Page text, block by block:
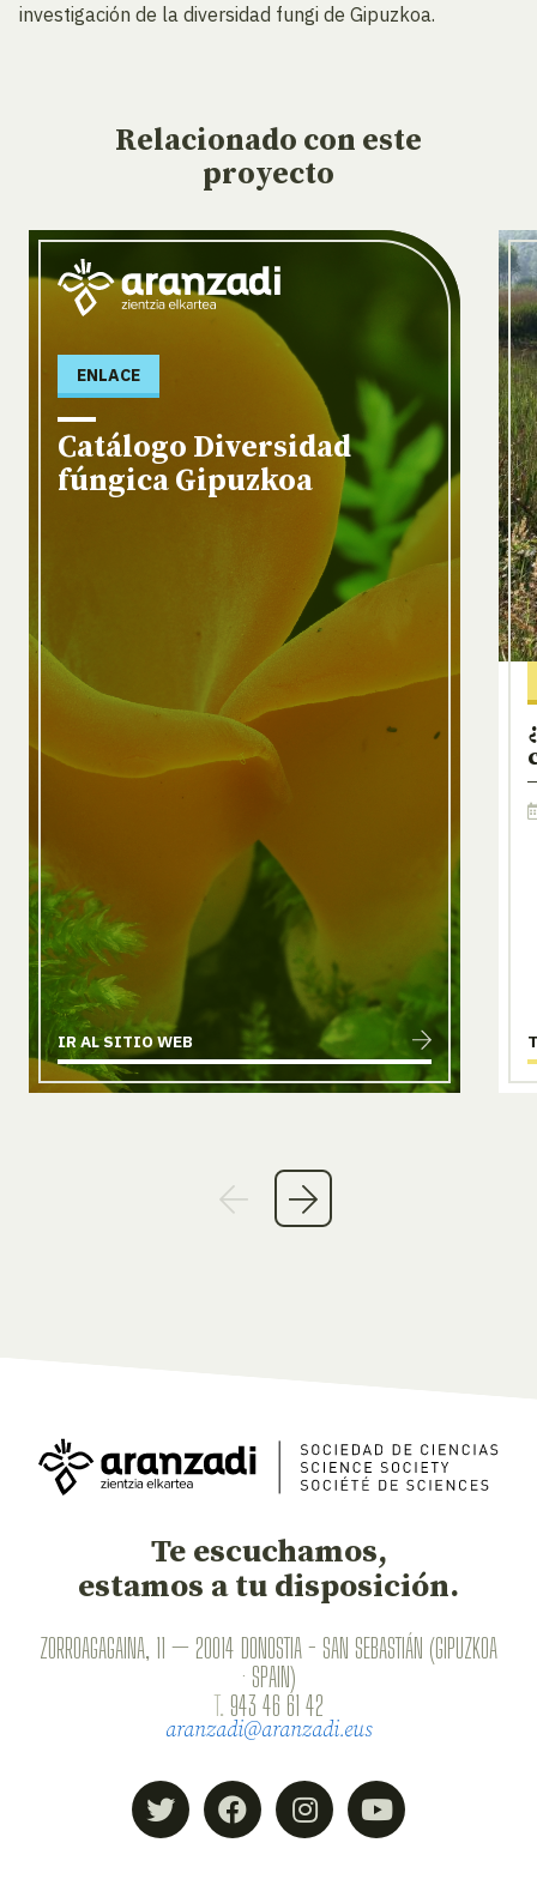
investigación de la diversidad fungi de Gipuzkoa.
Relacionado con este
proyecto
ENLACE
Catálogo Diversidad
fúngica Gipuzkoa
IR AL SITIO WEB
Te escuchamos,
estamos a tu disposición.
ZORROAGAGAINA, 11 — 20014 DONOSTIA - SAN SEBASTIÁN (GIPUZKOA
· SPAIN)
T. 943 46 61 42
aranzadi@aranzadi.eus